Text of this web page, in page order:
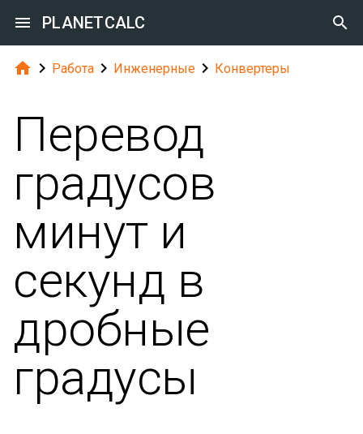
 PLANETCALC 
  Работа  Инженерные  Конвертеры
Перевод
градусов
минут и
секунд в
дробные
градусы